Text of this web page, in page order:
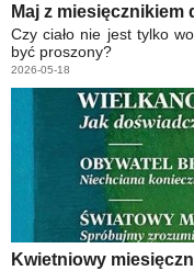
Maj z
Czy ciało nie jest tylko
być proszony?
2026-05-18
Kwietniowy